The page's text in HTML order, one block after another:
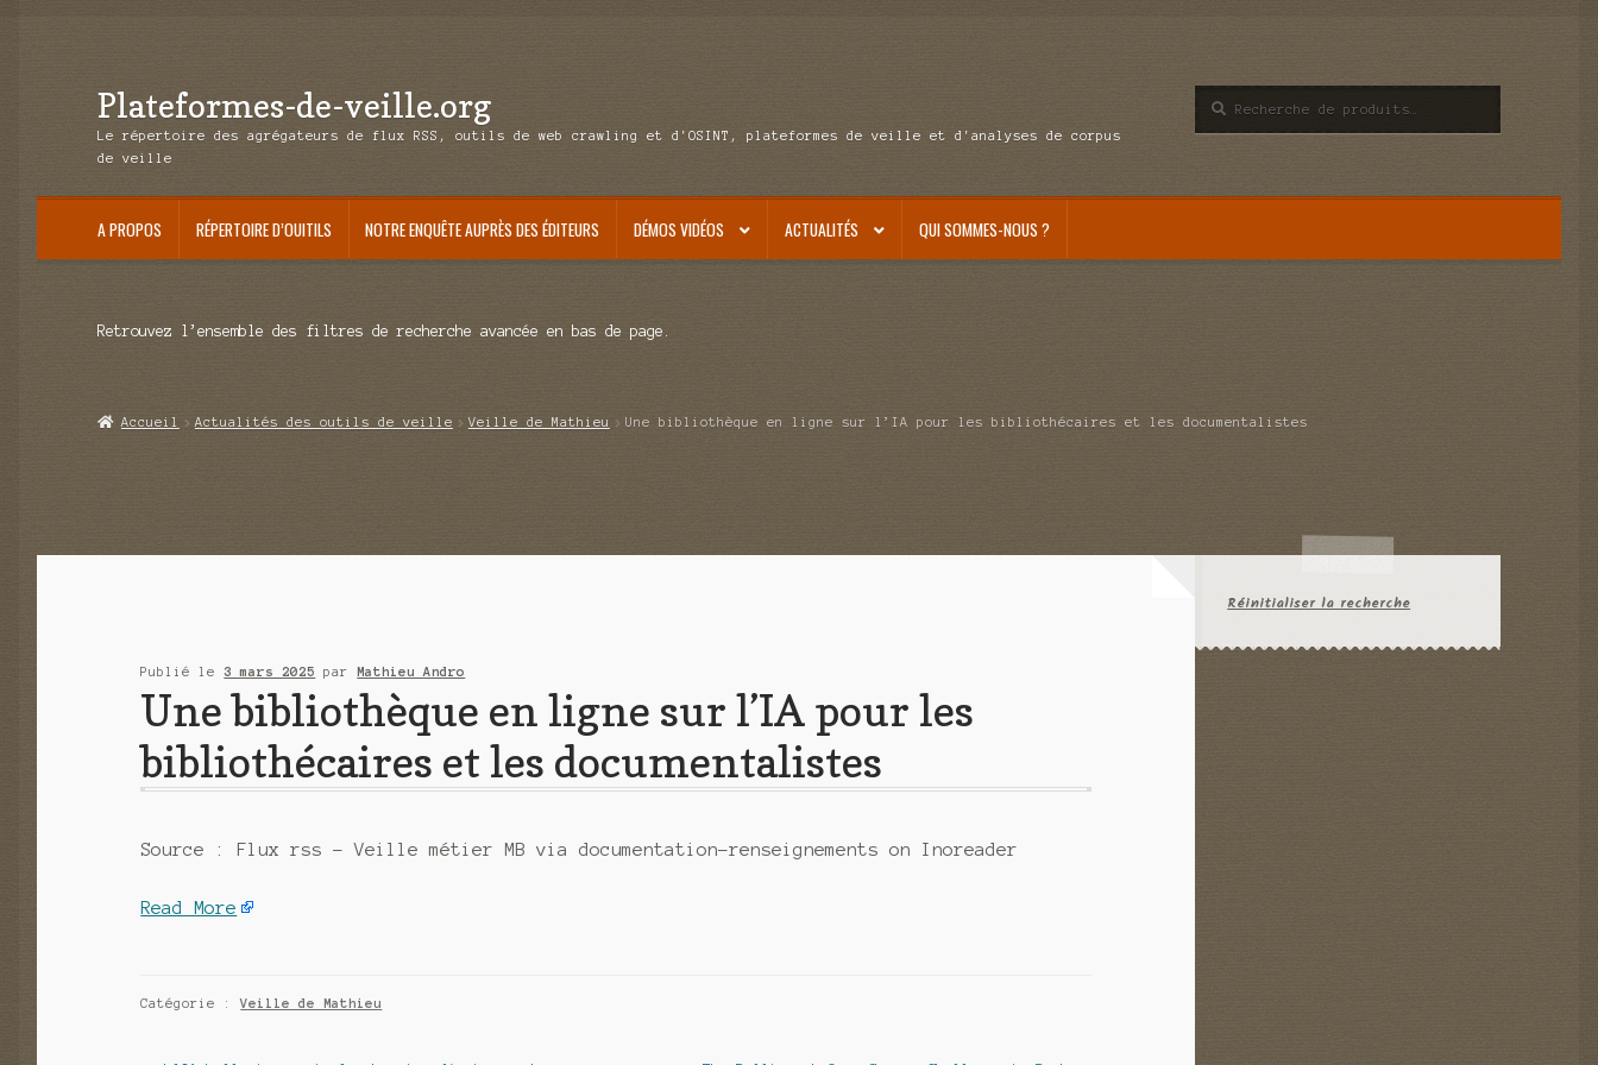
Aller
à
Aller
au
Plateformes-de-veille.org
Le répertoire des agrégateurs de flux RSS, outils de web crawling et d'OSINT, plateformes de veille et d'analyses de corpus
de veille
pour :
A PROPOS RÉPERTOIRE D’OUITILS NOTRE ENQUÊTE AUPRÈS DES ÉDITEURS DÉMOS VIDÉOS ACTUALITÉS QUI SOMMES-NOUS ?
Retrouvez l’ensemble des filtres de recherche avancée en bas de page.
Accueil Actualités des outils de veille Veille de Mathieu Une bibliothèque en ligne sur l’IA pour les bibliothécaires et les documentalistes
Publié le3 mars 2025 parMathieu Andro
Une bibliothèque en ligne sur l’IA pour les
bibliothécaires et les documentalistes
Source : Flux rss – Veille métier MB via documentation-renseignements on Inoreader
Read More
Catégorie :Veille de Mathieu
Réinitialiser la recherche